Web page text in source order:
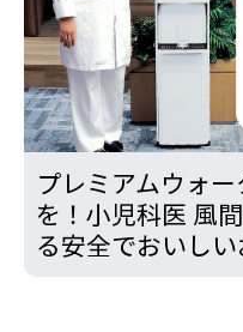
プレミアムウォ
を！小児科医 風
る安全でおいし